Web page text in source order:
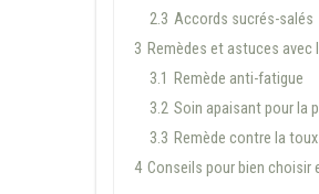
2.3 Accords sucrés-salés
3 Remèdes et astuces
3.1
Remède anti-fatigue
3.2 Soin apaisant pour la
3.3 Remède contre la toux
4 Conseils pour bien